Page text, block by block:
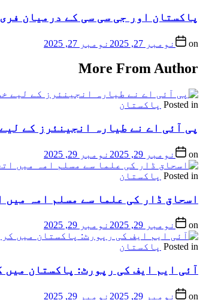
پاکستان اور جی سی سی کے درمیان
on نومبر 27, 2025 نومبر 27, 2025
More From Author
Posted in پاکستان
پی آئی اے نے طیارہ انجینئرز کے
on نومبر 29, 2025 نومبر 29, 2025
Posted in پاکستان
اسحاق ڈار کی علما سے مسلم امہ میں
on نومبر 29, 2025 نومبر 29, 2025
Posted in پاکستان
آئی ایم ایف کی رپورٹ: پاکستان میں کرپشن سے معیشت
on نومبر 29, 2025 نومبر 29, 2025